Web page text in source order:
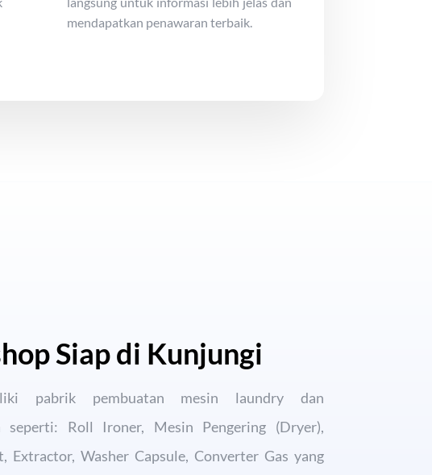
mendapatkan penawaran terbaik.
Siap di Kunjungi
pabrik pembuatan mesin laundry dan
seperti: Roll Ironer, Mesin Pengering (Dryer),
Extractor, Washer Capsule, Converter Gas yang